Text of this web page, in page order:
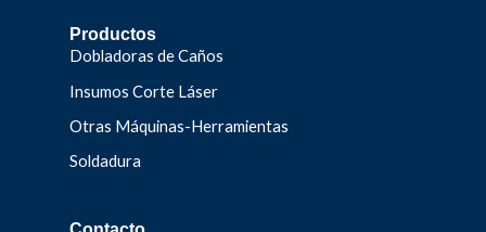
Productos
Dobladoras de Caños
Insumos Corte Láser
Otras Máquinas-Herramientas
Soldadura